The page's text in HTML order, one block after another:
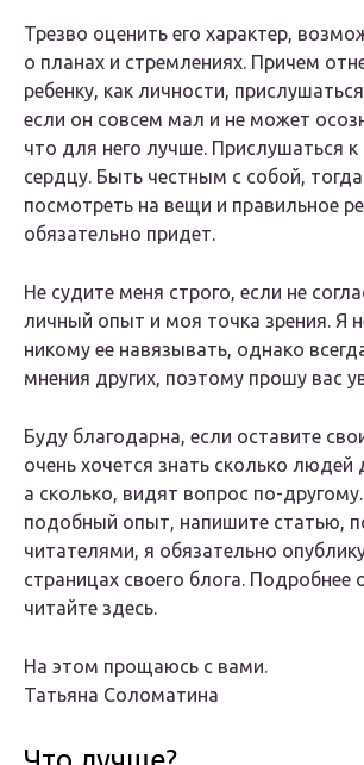
Трезво оценить его характер,
о планах и стремлениях. Причем
ребенку, как личности,
если он совсем мал и не может
что для него лучше. Прислушаться к
сердцу. Быть честным с собой,
посмотреть на вещи и правильное
обязательно придет.
Не судите меня строго, если не
личный опыт и моя точка зрения. Я
никому ее навязывать, однако
мнения других, поэтому прошу вас
Буду благодарна, если оставите
очень хочется знать сколько
а сколько, видят вопрос по-другому.
подобный опыт, напишите статью,
читателями, я обязательно
страницах своего блога. Подробнее
читайте здесь.
На этом прощаюсь с вами.
Татьяна Соломатина